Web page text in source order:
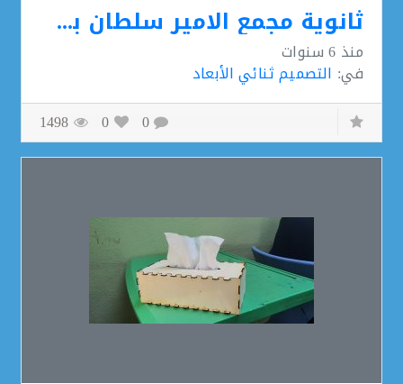
ثانوية مجمع الامير سلطان بن عبد العزيز التعليمي
التصميم ثنائي الأبعاد
0
1498